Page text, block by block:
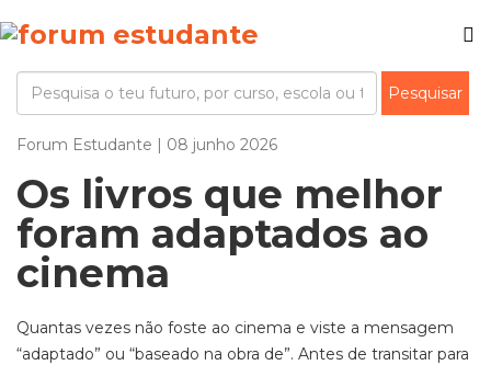
Forum Estudante | 08 junho 2026
Os livros que melhor
foram adaptados ao
cinema
Quantas vezes não foste ao cinema e viste a mensagem
“adaptado” ou “baseado na obra de”. Antes de transitar para